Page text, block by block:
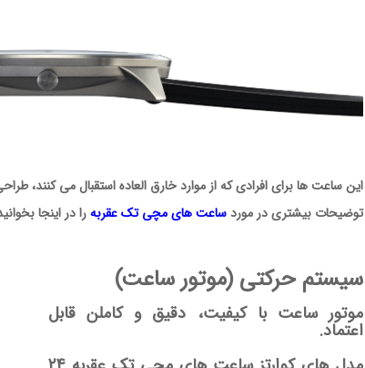
این ساعت ها برای افرادی که از موارد خارق العاده استقبال می کنند،
توضیحات بیشتری در موردساعت های مچی تک عقربهرا در اینجا
سیستم حرکتی (موتور ساعت)
موتور ساعت با کیفیت، دقیق و کاملن قابل
اعتماد.